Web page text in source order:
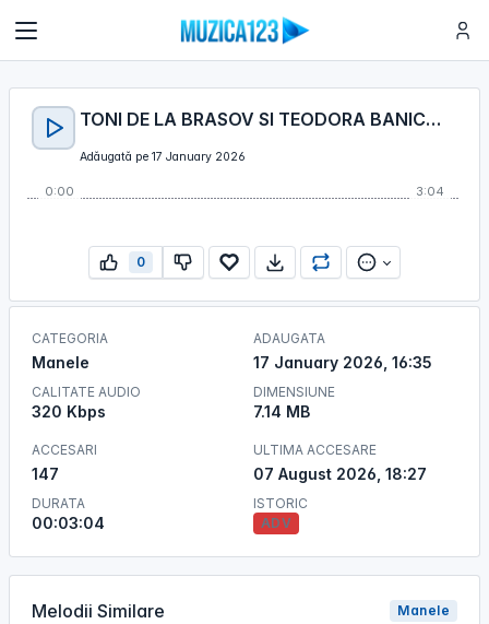
TONI DE LA BRASOV SI TEODORA BANICA - IMI E DOR DE MANA TA PE FATA MEA
Adăugată pe 17 January 2026
0:00 3:04
0
CATEGORIA
Manele
CALITATE AUDIO
320 Kbps
ADAUGATA
17 January 2026, 16:35
DIMENSIUNE
7.14 MB
ACCESARI
147
DURATA
00:03:04
ULTIMA ACCESARE
07 August 2026, 18:27
ISTORIC
ADV
Melodii Similare Manele